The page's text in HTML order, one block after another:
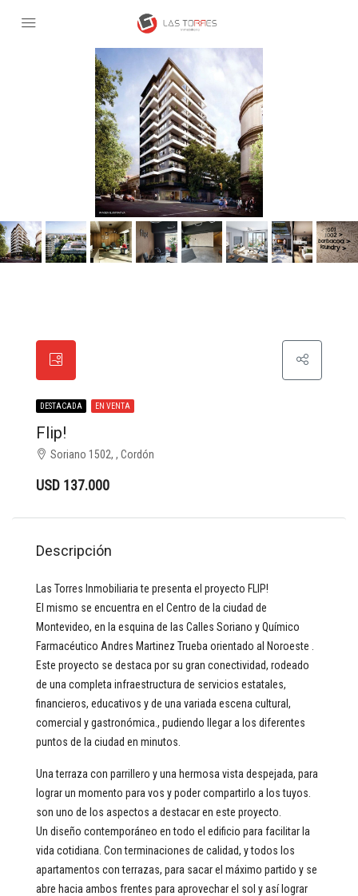
DESTACADA EN VENTA
Flip!
Soriano 1502, , Cordón
USD 137.000
Descripción
Las Torres Inmobiliaria te presenta el proyecto FLIP!
El mismo se encuentra en el Centro de la ciudad de
Montevideo, en la esquina de las Calles Soriano y Químico
Farmacéutico Andres Martinez Trueba orientado al Noroeste .
Este proyecto se destaca por su gran conectividad, rodeado
de una completa infraestructura de servicios estatales,
financieros, educativos y de una variada escena cultural,
comercial y gastronómica., pudiendo llegar a los diferentes
puntos de la ciudad en minutos.
Una terraza con parrillero y una hermosa vista despejada, para
lograr un momento para vos y poder compartirlo a los tuyos.
son uno de los aspectos a destacar en este proyecto.
Un diseño contemporáneo en todo el edificio para facilitar la
vida cotidiana. Con terminaciones de calidad, y todos los
apartamentos con terrazas, para sacar el máximo partido y se
abre hacia ambos frentes para aprovechar el sol y así lograr